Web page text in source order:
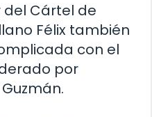
del Cártel de
Félix también
con el
por